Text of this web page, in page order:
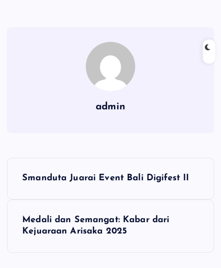
admin
NSmanduta Juarai Event Bali Digifest II
Medali dan Semangat: Kabar dari
Kejuaraan Arisaka 2025